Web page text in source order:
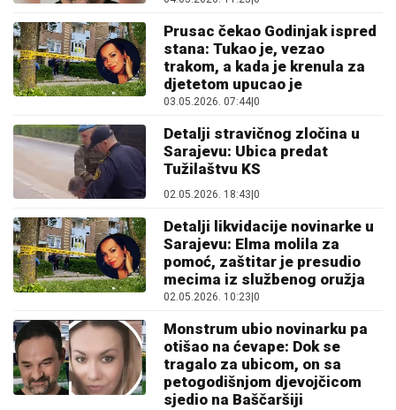
Prusac čekao Godinjak ispred
stana: Tukao je, vezao
trakom, a kada je krenula za
d‌jetetom upucao je
03.05.2026. 07:44 0
Detalji stravičnog zločina u
Sarajevu: Ubica predat
Tužilaštvu KS
02.05.2026. 18:43 0
Detalji likvidacije novinarke u
Sarajevu: Elma molila za
pomoć, zaštitar je presudio
mecima iz službenog oružja
02.05.2026. 10:23 0
Monstrum ubio novinarku pa
otišao na ćevape: Dok se
tragalo za ubicom, on sa
petogodišnjom djevojčicom
sjedio na Baščaršiji